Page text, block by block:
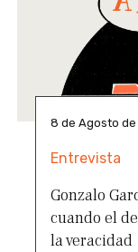
8 de Agosto de
Entrevista
Gonzalo
cuando el
la veracidad